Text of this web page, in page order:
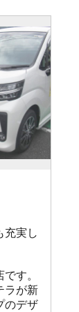
充実し
す。
ラが新
のデザ